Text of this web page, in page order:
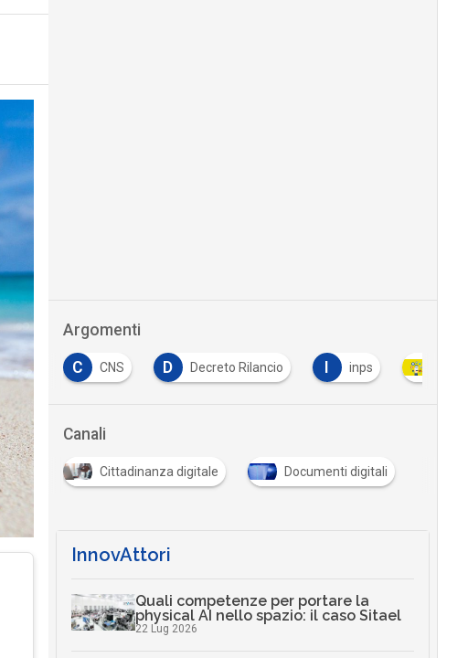
Argomenti
CIE C CNS D Decreto Rilancio inps
Canali
Cittadinanza digitale Documenti digitali
InnovAttori
Quali competenze per portare la
physical AI nello spazio: il caso Sitael
22 Lug 2026